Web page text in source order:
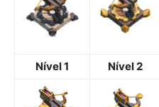
Nível 1 Nível 2